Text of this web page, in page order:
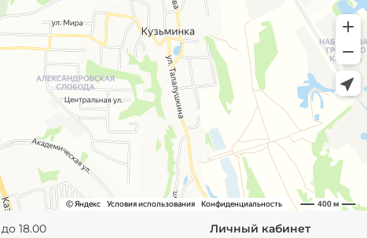
18.00
Личный кабинет